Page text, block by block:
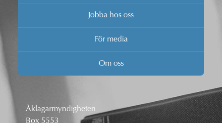
Jobba hos oss
För media
Om oss
Åklagarmyndigheten
Box 5553